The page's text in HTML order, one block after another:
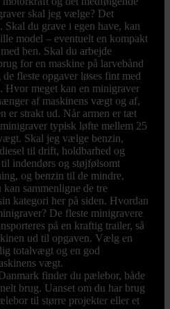
skal jeg vælge? Det
du grave i egen have, kan
model – eventuelt en kompakt
ben. Skal du arbejde
for en maskine på larvebånd
fleste opgaver løses fint med
Hvor meget kan en minigraver
af maskinens vægt og af,
er strakt ud. Når armen er tæt
typisk løfte mellem 25
Skal jeg vælge benzin,
til drift, holdbarhed og
indendørs og støjfølsomt
og benzin til de mindre,
sammenligne de tre
kategori her på siden. Hvordan
De fleste minigravere
på en kraftig trailer, så
ud til opgaven. Vælg en
totalvægt og en god
vægt.
finder du pælebor, både
brug. Uanset om du har brug
til større projekter eller et